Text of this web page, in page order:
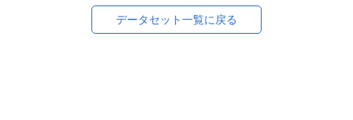
データセット一覧に戻る